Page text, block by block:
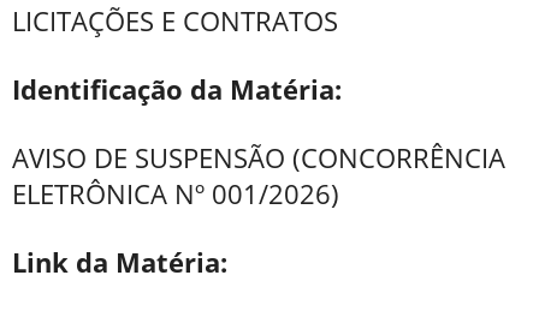
LICITAÇÕES E CONTRATOS
Identificação da Matéria:
AVISO DE SUSPENSÃO (CONCORRÊNCIA
ELETRÔNICA Nº 001/2026)
Link da Matéria: